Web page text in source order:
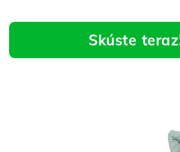
Skúste